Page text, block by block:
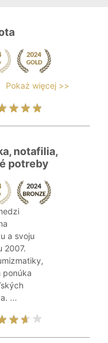
Pokaż więcej >>
notafilia,
potreby
a svoju
2007.
ponúka
...